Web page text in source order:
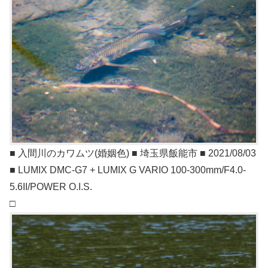
■ 入間川のカワムツ(婚姻色) ■ 埼玉県飯能市 ■ 2021/08/03
■ LUMIX DMC-G7 + LUMIX G VARIO 100-300mm/F4.0-
5.6II/POWER O.I.S.
□